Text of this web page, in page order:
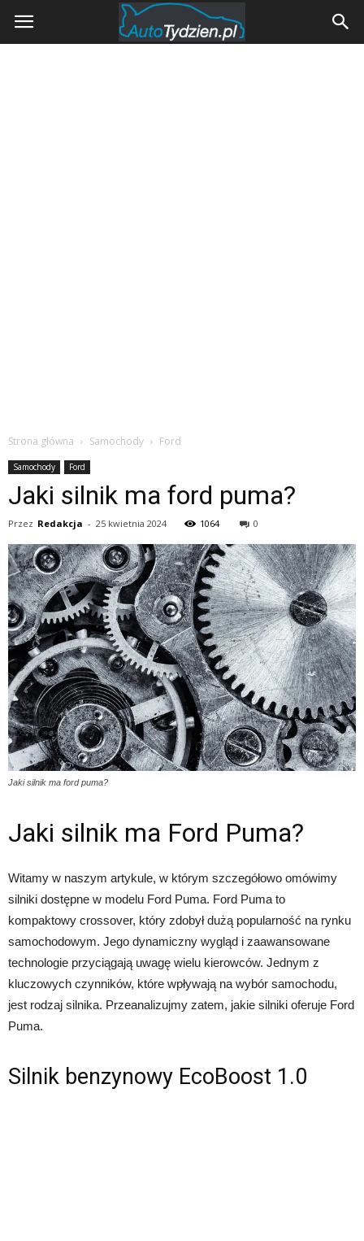
AutoTydzien.pl
Strona główna Samochody Ford
Samochody Ford
Jaki silnik ma ford puma?
Przez Redakcja - 25 kwietnia 2024 1064 0
Jaki silnik ma ford puma?
Jaki silnik ma Ford Puma?
Witamy w naszym artykule, w którym szczegółowo omówimy
silniki dostępne w modelu Ford Puma. Ford Puma to
kompaktowy crossover, który zdobył dużą popularność na rynku
samochodowym. Jego dynamiczny wygląd i zaawansowane
technologie przyciągają uwagę wielu kierowców. Jednym z
kluczowych czynników, które wpływają na wybór samochodu,
jest rodzaj silnika. Przeanalizujmy zatem, jakie silniki oferuje Ford
Puma.
Silnik benzynowy EcoBoost 1.0